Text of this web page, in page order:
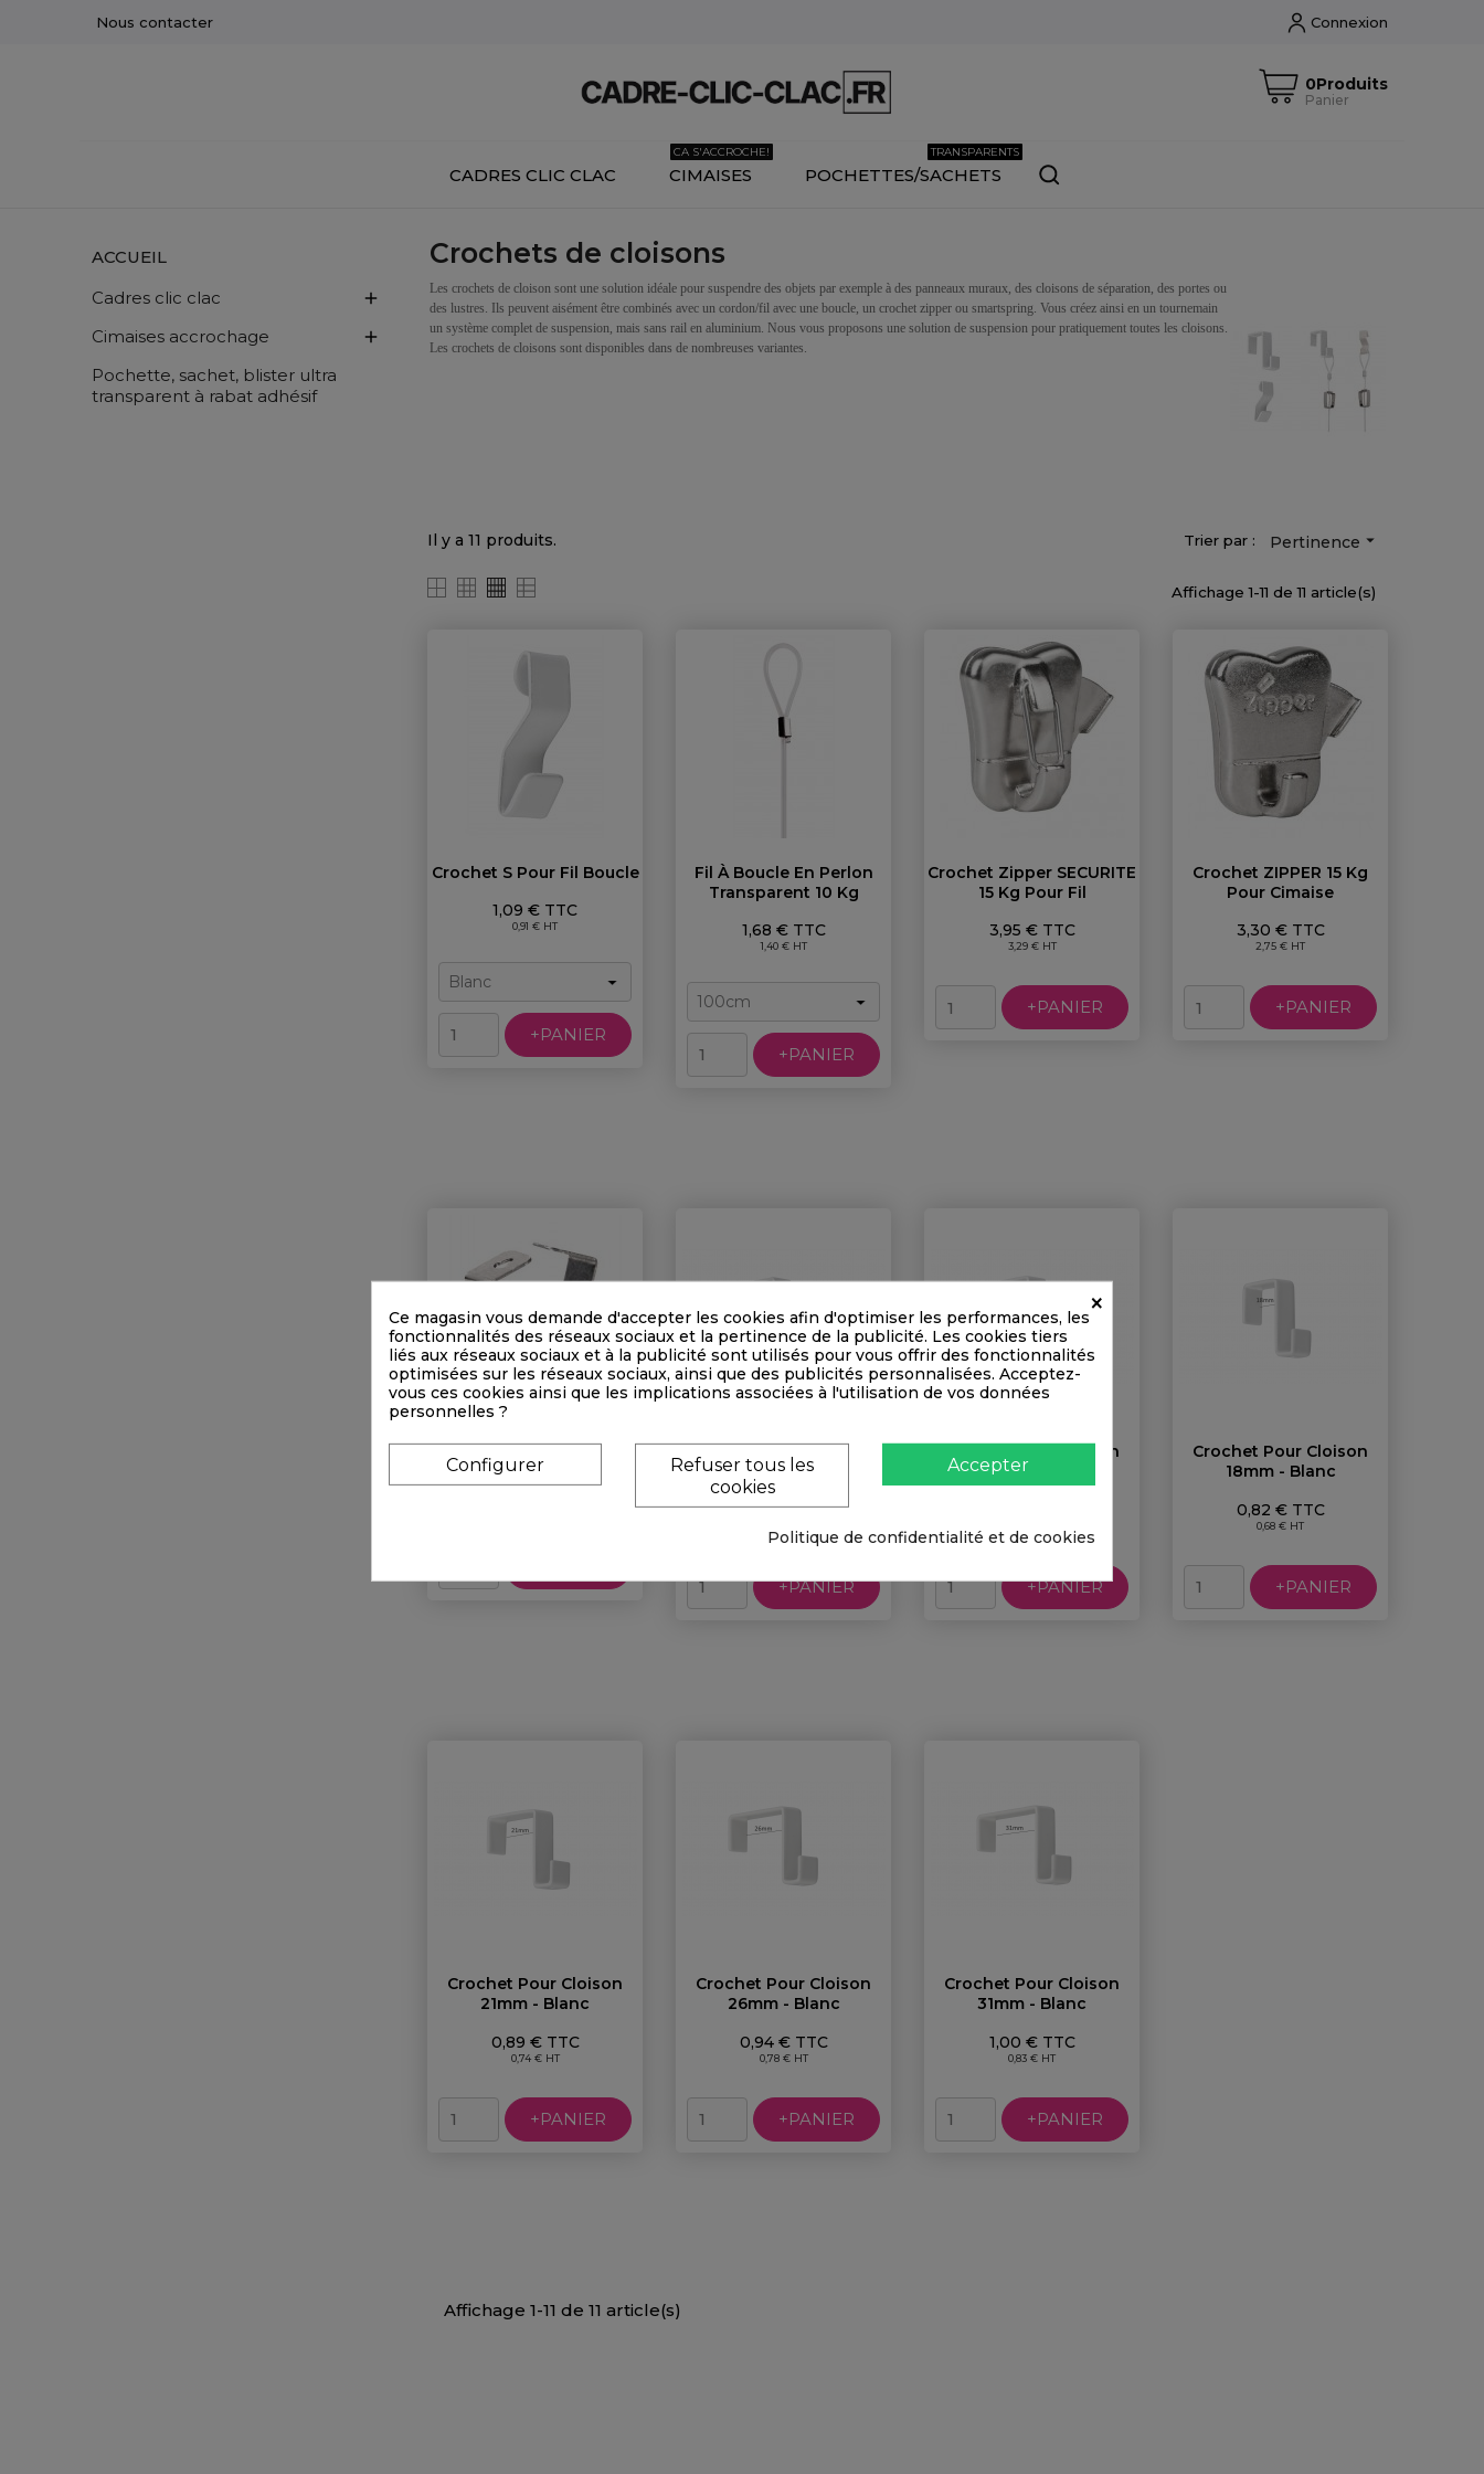
Nous contacter Connexion
0Produits
Panier
CADRES CLIC CLAC CIMAISES
CA S'ACCROCHE!
POCHETTES/SACHETS
TRANSPARENTS
ACCUEIL
Cadres clic clac

Cimaises accrochage 
Pochette, sachet, blister ultra
transparent à rabat adhésif
Crochets de cloisons
Les crochets de cloison sont une solution idéale pour suspendre des objets par exemple à des panneaux muraux, des cloisons de séparation, des portes ou
des lustres. Ils peuvent aisément être combinés avec un cordon/fil avec une boucle, un crochet zipper ou smartspring. Vous créez ainsi en un tournemain
un système complet de suspension, mais sans rail en aluminium. Nous vous proposons une solution de suspension pour pratiquement toutes les cloisons.
Les crochets de cloisons sont disponibles dans de nombreuses variantes.
Il y a 11 produits. Trier par : Pertinence 
Affichage 1-11 de 11 article(s)
Crochet S Pour Fil Boucle
1,09 € TTC
0,91 € HT
+PANIER
Fil À Boucle En Perlon
Transparent 10 Kg
1,68 € TTC
1,40 € HT
+PANIER
Crochet Zipper SECURITE
15 Kg Pour Fil
3,95 € TTC
3,29 € HT
+PANIER
Crochet ZIPPER 15 Kg
Pour Cimaise
3,30 € TTC
2,75 € HT
+PANIER
Prix
0,95 € TTC
11mm - Blanc
0,65 € TTC
+PANIER
Crochet Pour Cloison
16mm - Blanc
+PANIER
Crochet Pour Cloison
18mm - Blanc
0,82 € TTC
0,68 € HT
+PANIER
Crochet Pour Cloison
21mm - Blanc
0,89 € TTC
0,74 € HT
+PANIER
Crochet Pour Cloison
26mm - Blanc
0,94 € TTC
0,78 € HT
+PANIER
Crochet Pour Cloison
31mm - Blanc
1,00 € TTC
0,83 € HT
+PANIER
Affichage 1-11 de 11 article(s)
×
Ce magasin vous demande d'accepter les cookies afin d'optimiser les performances, les
fonctionnalités des réseaux sociaux et la pertinence de la publicité. Les cookies tiers
liés aux réseaux sociaux et à la publicité sont utilisés pour vous offrir des fonctionnalités
optimisées sur les réseaux sociaux, ainsi que des publicités personnalisées. Acceptez-
vous ces cookies ainsi que les implications associées à l'utilisation de vos données
personnelles ?
Accepter
Refuser tous les
cookies
Configurer
Politique de confidentialité et de cookies